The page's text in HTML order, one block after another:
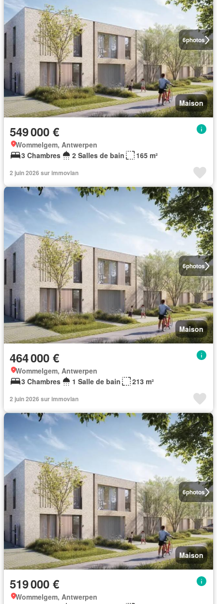
6photos
Maison
549 000 €
Wommelgem, Antwerpen
3 Chambres
2 Salles de bain 165 m²
2 juin 2026 sur immovlan
6photos
Maison
464 000 €
Wommelgem, Antwerpen
3 Chambres
1 Salle de bain 213 m²
2 juin 2026 sur immovlan
6photos
Maison
519 000 €
Wommelgem, Antwerpen